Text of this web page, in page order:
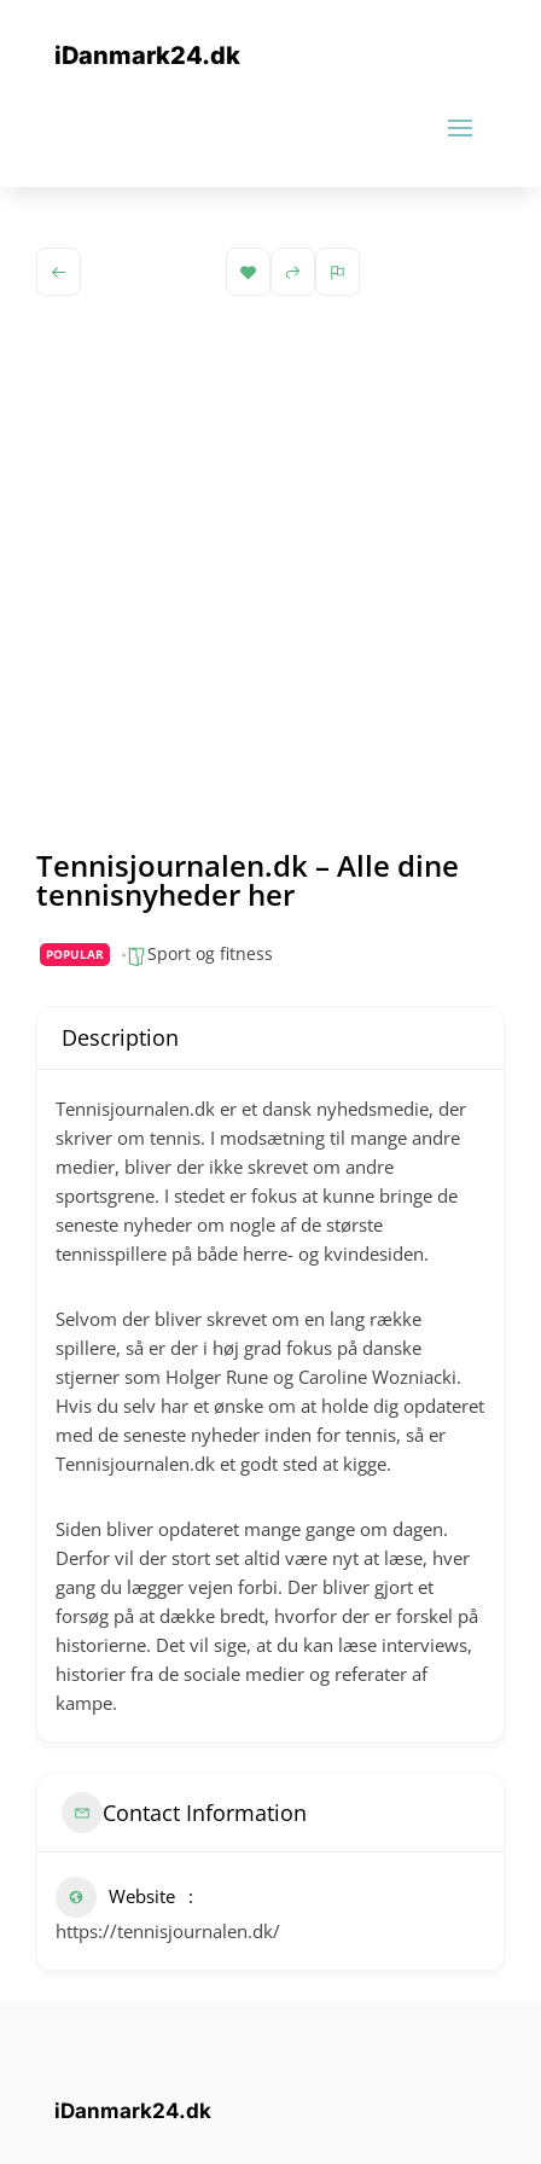
iDanmark24.dk
Tennisjournalen.dk – Alle dine
tennisnyheder her
POPULAR Sport og fitness
Description
Tennisjournalen.dk er et dansk nyhedsmedie, der
skriver om tennis. I modsætning til mange andre
medier, bliver der ikke skrevet om andre
sportsgrene. I stedet er fokus at kunne bringe de
seneste nyheder om nogle af de største
tennisspillere på både herre- og kvindesiden.
Selvom der bliver skrevet om en lang række
spillere, så er der i høj grad fokus på danske
stjerner som Holger Rune og Caroline Wozniacki.
Hvis du selv har et ønske om at holde dig opdateret
med de seneste nyheder inden for tennis, så er
Tennisjournalen.dk et godt sted at kigge.
Siden bliver opdateret mange gange om dagen.
Derfor vil der stort set altid være nyt at læse, hver
gang du lægger vejen forbi. Der bliver gjort et
forsøg på at dække bredt, hvorfor der er forskel på
historierne. Det vil sige, at du kan læse interviews,
historier fra de sociale medier og referater af
kampe.
Contact Information
Website
https://tennisjournalen.dk/
iDanmark24.dk